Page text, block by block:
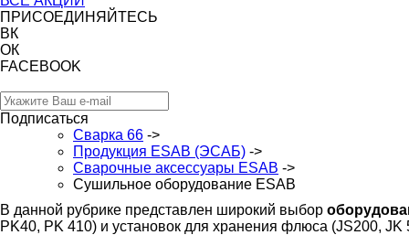
ПРИСОЕДИНЯЙТЕСЬ
ВК
ОК
FACEBOOK
Подписаться
Сварка 66 ->
Продукция ESAB (ЭСАБ) ->
Сварочные аксессуары ESAB ->
Сушильное оборудование ESAB
В данной рубрике представлен широкий выбор
PK40, PK 410) и установок для хранения флюса (JS200, JK